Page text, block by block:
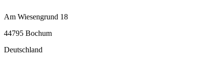
Am Wiesengrund 18
44795 Bochum
Deutschland